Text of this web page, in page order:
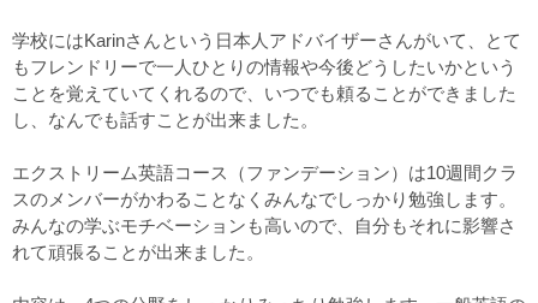
学校にはKarinさんという日本人アドバイザーさんがいて、とて
もフレンドリーで一人ひとりの情報や今後どうしたいかという
ことを覚えていてくれるので、いつでも頼ることができました
し、なんでも話すことが出来ました。
エクストリーム英語コース（ファンデーション）は10週間クラ
スのメンバーがかわることなくみんなでしっかり勉強します。
みんなの学ぶモチベーションも高いので、自分もそれに影響さ
れて頑張ることが出来ました。